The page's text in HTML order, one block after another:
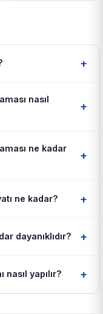
+
nasıl
+
ne kadar
+
ne kadar? +
dayanıklıdır? +
yapılır? +